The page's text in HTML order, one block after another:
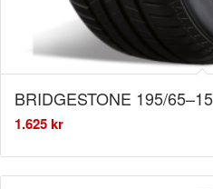
BRIDGESTONE 195/
1.625kr